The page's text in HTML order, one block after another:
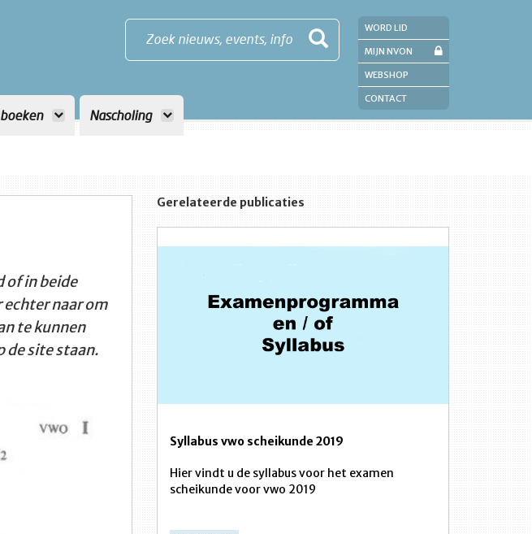
Zoek nieuws, events, info
Nascholing
WORD LID
MIJN NVON
WEBSHOP
CONTACT
of in beide
naar om
te kunnen
de site staan.
Gerelateerde publicaties
Syllabus vwo scheikunde 2019
Hier vindt u de syllabus voor het examen
scheikunde voor vwo 2019